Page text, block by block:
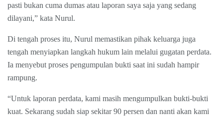
pasti bukan cuma dumas atau laporan saya saja yang sedang
dilayani,” kata Nurul.
Di tengah proses itu, Nurul memastikan pihak keluarga juga
tengah menyiapkan langkah hukum lain melalui gugatan perdata.
Ia menyebut proses pengumpulan bukti saat ini sudah hampir
rampung.
“Untuk laporan perdata, kami masih mengumpulkan bukti-bukti
kuat. Sekarang sudah siap sekitar 90 persen dan nanti akan kami